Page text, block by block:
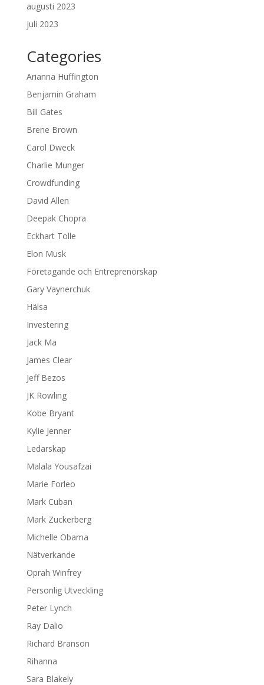
augusti 2023
juli 2023
Categories
Arianna Huffington
Benjamin Graham
Bill Gates
Brene Brown
Carol Dweck
Charlie Munger
Crowdfunding
David Allen
Deepak Chopra
Eckhart Tolle
Elon Musk
Företagande och Entreprenörskap
Gary Vaynerchuk
Hälsa
Investering
Jack Ma
James Clear
Jeff Bezos
JK Rowling
Kobe Bryant
Kylie Jenner
Ledarskap
Malala Yousafzai
Marie Forleo
Mark Cuban
Mark Zuckerberg
Michelle Obama
Nätverkande
Oprah Winfrey
Personlig Utveckling
Peter Lynch
Ray Dalio
Richard Branson
Rihanna
Sara Blakely